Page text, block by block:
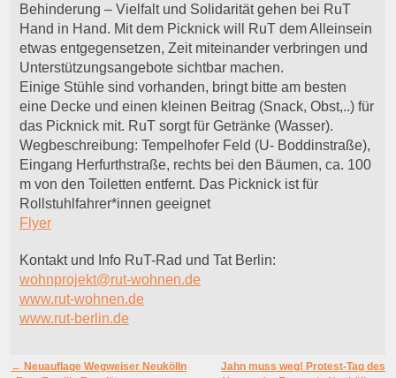
Behinderung – Vielfalt und Solidarität gehen bei RuT
Hand in Hand. Mit dem Picknick will RuT dem Alleinsein
etwas entgegensetzen, Zeit miteinander verbringen und
Unterstützungsangebote sichtbar machen.
Einige Stühle sind vorhanden, bringt bitte am besten
eine Decke und einen kleinen Beitrag (Snack, Obst,..) für
das Picknick mit. RuT sorgt für Getränke (Wasser).
Wegbeschreibung: Tempelhofer Feld (U- Boddinstraße),
Eingang Herfurthstraße, rechts bei den Bäumen, ca. 100
m von den Toiletten entfernt. Das Picknick ist für
Rollstuhlfahrer*innen geeignet
Flyer
Kontakt und Info RuT-Rad und Tat Berlin:
wohnprojekt@rut-wohnen.de
www.rut-wohnen.de
www.rut-berlin.de
Artikelnavigation
←
Neuauflage Wegweiser Neukölln
Jahn muss weg! Protest-Tag des